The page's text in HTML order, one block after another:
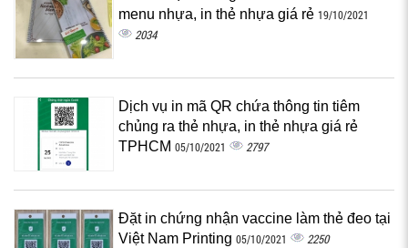
menu nhựa, in thẻ nhựa giá rẻ 19/10/2021
2034
Dịch vụ in mã QR chứa thông tin tiêm
chủng ra thẻ nhựa, in thẻ nhựa giá rẻ
TPHCM 05/10/2021 2797
Đặt in chứng nhận vaccine làm thẻ đeo tại
Việt Nam Printing 05/10/2021 2250